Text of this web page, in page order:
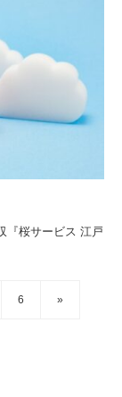
『桜サービス 江戸
6 »